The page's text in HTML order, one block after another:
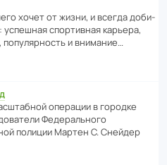
хочет от жизни, и всегда доби­
спор­ти­вная карьера,
и внимание…
операции в городке
Феде­раль­ного
полиции Мартен С. Снейдер